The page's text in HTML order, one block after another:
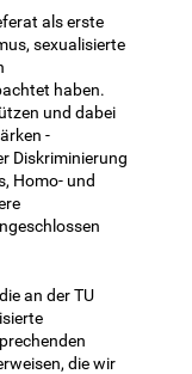
als erste
sexualisierte
haben.
und dabei
-
Diskriminierung
Homo- und
an der TU
die wir